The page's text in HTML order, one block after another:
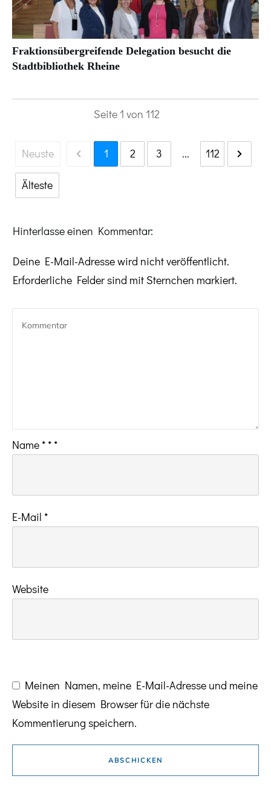
Fraktionsübergreifende Delegation besucht die
Stadtbibliothek Rheine
Seite 1 von 112
Neuste 1 2 3 ... 112
Älteste
Hinterlasse einen Kommentar:
Deine E-Mail-Adresse wird nicht veröffentlicht.
Erforderliche Felder sind mit Sternchen markiert.
Name * * *
E-Mail *
Website
Meinen Namen, meine E-Mail-Adresse und meine
Website in diesem Browser für die nächste
Kommentierung speichern.
ABSCHICKEN